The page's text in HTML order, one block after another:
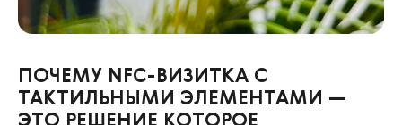
ПОЧЕМУ NFC-ВИЗИТКА С
ТАКТИЛЬНЫМИ ЭЛЕМЕНТАМИ —
ЭТО РЕШЕНИЕ КОТОРОЕ